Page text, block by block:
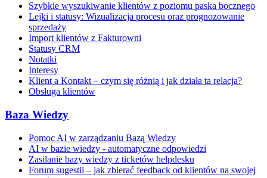
Szybkie wyszukiwanie klientów z poziomu paska bocznego
Lejki i statusy: Wizualizacja procesu oraz prognozowanie
sprzedaży
Import klientów z Fakturowni
Statusy CRM
Notatki
Interesy
Klient a Kontakt – czym się różnią i jak działa ta relacja?
Obsługa klientów
Baza Wiedzy
Pomoc AI w zarządzaniu Bazą Wiedzy
AI w bazie wiedzy - automatyczne odpowiedzi
Zasilanie bazy wiedzy z ticketów helpdesku
Forum sugestii – jak zbierać feedback od klientów na swojej